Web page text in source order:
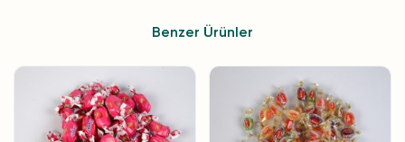
Benzer Ürünler